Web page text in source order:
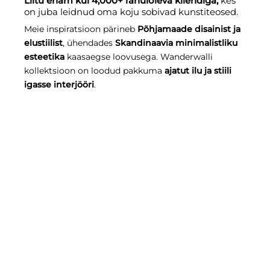
on juba leidnud oma koju sobivad kunstiteosed.
Meie inspiratsioon pärineb Põhjamaade disainist ja
elustiilist, ühendades Skandinaavia minimalistliku
esteetikakaasaegse loovusega. Wanderwalli
kollektsioon on loodud pakkuma ajatut ilu ja stiili
igasse interjööri.